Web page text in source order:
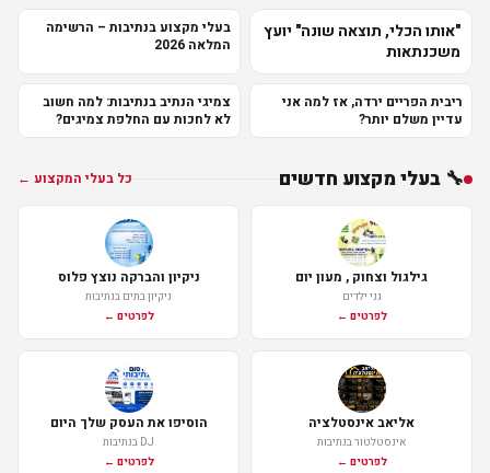
"אותו הכלי, תוצאה שונה" יועץ
משכנתאות
בעלי מקצוע בנתיבות – הרשימה
המלאה 2026
ריבית הפריים ירדה, אז למה אני
עדיין משלם יותר?
צמיגי הנתיב בנתיבות: למה חשוב
לא לחכות עם החלפת צמיגים?
🔧 בעלי מקצוע חדשים כל בעלי המקצוע ←
גילגול וצחוק , מעון יום
גני ילדים
לפרטים ←
ניקיון והברקה נוצץ פלוס
ניקיון בתים בנתיבות
לפרטים ←
אליאב אינסטלציה
אינסטלטור בנתיבות
לפרטים ←
הוסיפו את העסק שלך היום
DJ בנתיבות
לפרטים ←